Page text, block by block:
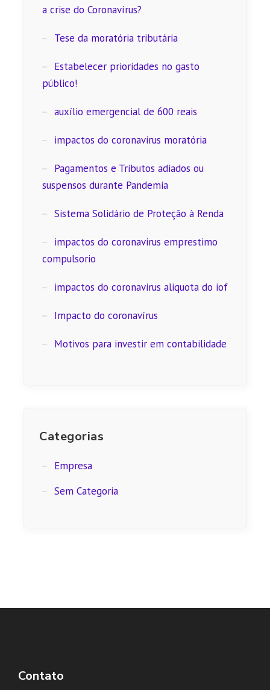
a crise do Coronavírus?
Tese da moratória tributária
Estabelecer prioridades no gasto
público!
auxílio emergencial de 600 reais
impactos do coronavirus moratória
Pagamentos e Tributos adiados ou
suspensos durante Pandemia
Sistema Solidário de Proteção à Renda
impactos do coronavirus emprestimo
compulsorio
impactos do coronavirus aliquota do iof
Impacto do coronavírus
Motivos para investir em contabilidade
Categorias
Empresa
Sem Categoria
Contato